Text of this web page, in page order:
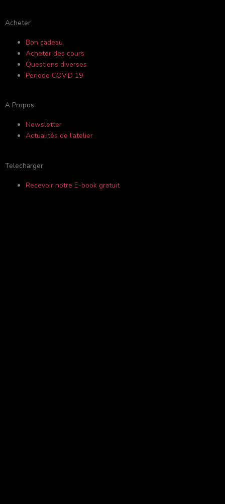
o
o
k
-
f
e r
a
Acheter
Bon cadeau
Acheter des cours
Questions diverses
Periode COVID 19
A Propos
Newsletter
Actualités de l'atelier
Telecharger
Recevoir notre E-book gratuit